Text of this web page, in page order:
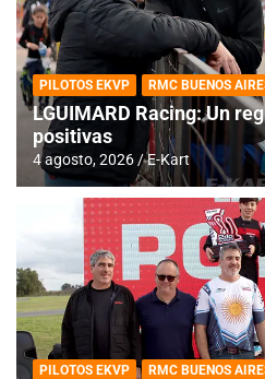
PILOTOS EKVP RMC BUENOS
LGUIMARD Racing: Un
positivas
4 agosto, 2026 E-Kart
PILOTOS EKVP RMC BUENOS